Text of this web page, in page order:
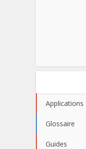
Applications
Glossaire
Guides